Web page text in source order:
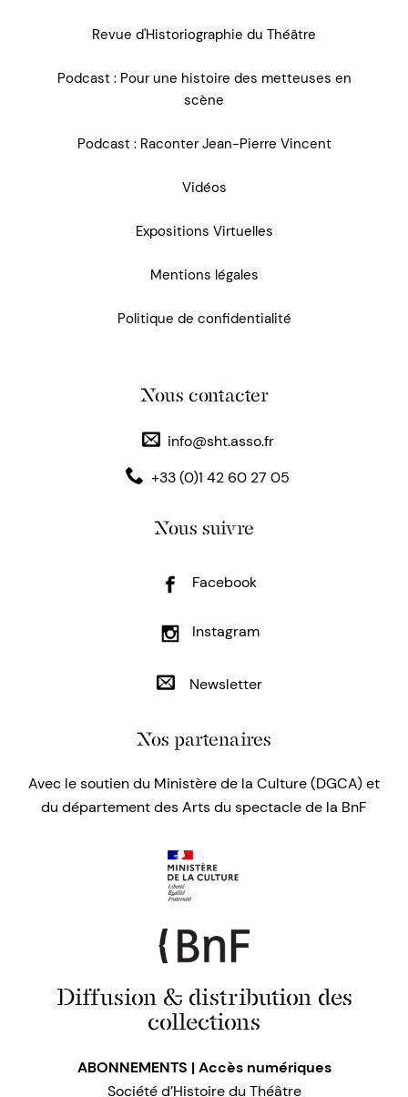
Revue d'Historiographie du Théâtre
Podcast : Pour une histoire des metteuses en
scène
Podcast : Raconter Jean-Pierre Vincent
Vidéos
Expositions Virtuelles
Mentions légales
Politique de confidentialité
Nous contacter
info@sht.asso.fr
+33 (0)1 42 60 27 05
Nous suivre
Facebook
Instagram
Newsletter
Nos partenaires
Avec le soutien du Ministère de la Culture (DGCA) et
du département des Arts du spectacle de la BnF
Diffusion & distribution des
collections
ABONNEMENTS | Accès numériques
Société d’Histoire du Théâtre